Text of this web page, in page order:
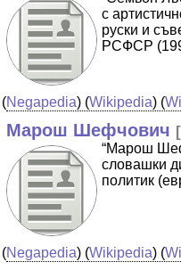
с
руски и
РСФСР
(Negapedia) (Wikipedia) (
Марош Шефчович [
“Марош
словашки
политик
(Negapedia) (Wikipedia) (